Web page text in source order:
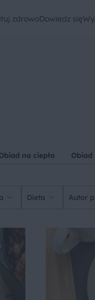
zdrowoDowiedz się
na ciepło Obiad
Dieta Autor